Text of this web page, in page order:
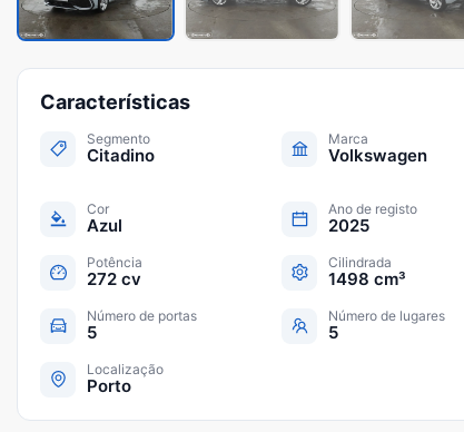
Características
Segmento
Citadino
Marca
Volkswagen
Cor
Azul
Ano de registo
2025
Potência
272 cv
Cilindrada
1498 cm³
Número de portas
5
Número de lugares
5
Localização
Porto